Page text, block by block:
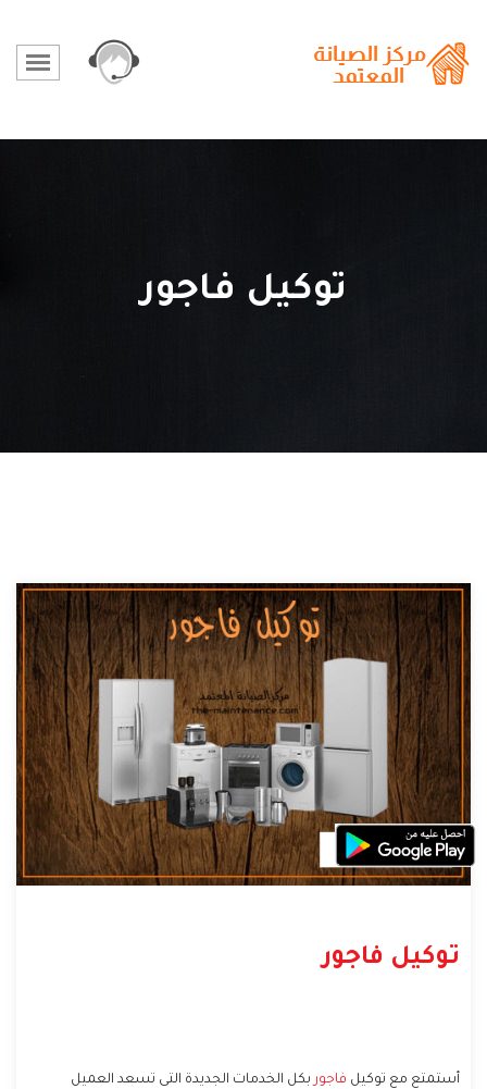
توكيل فاجور
توكيل فاجور
أستمتع مع توكيل فاجور بكل الخدمات الجديدة التى تسعد العميل